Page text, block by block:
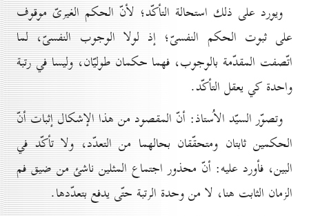
ويورد على ذلك استحالة التأكّد؛ لأنّ الحكم الغيرىّ موقوف
على ثبوت الحكم النفسىّ؛ إذ لولا الوجوب النفسىّ، لما
اتّصفت المقدّمة بالوجوب، فهما حكمان طوليّان، وليسا في رتبة
واحدة كي يعقل التأكّد.
وتصوّر السيّد الاُستاذ: أنّ المقصود من هذا الإشكال إثبات أنّ
الحكمين ثابتان ومتحقّقان بحالهما من التعدّد، ولا تأكّد في
البين، فأورد عليه: أنّ محذور اجتماع المثلين ناشئ من ضيق فم
الزمان الثابت هنا، لا من وحدة الرتبة حتّى يدفع بتعدّدها.